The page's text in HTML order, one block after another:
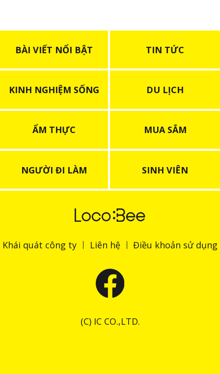
BÀI VIẾT NỔI BẬT TIN TỨC
KINH NGHIỆM SỐNG DU LỊCH
ẨM THỰC MUA SẮM
NGƯỜI ĐI LÀM SINH VIÊN
Khái quát công ty Liên hệ Điều khoản sử dụng
(C) IC CO.,LTD.